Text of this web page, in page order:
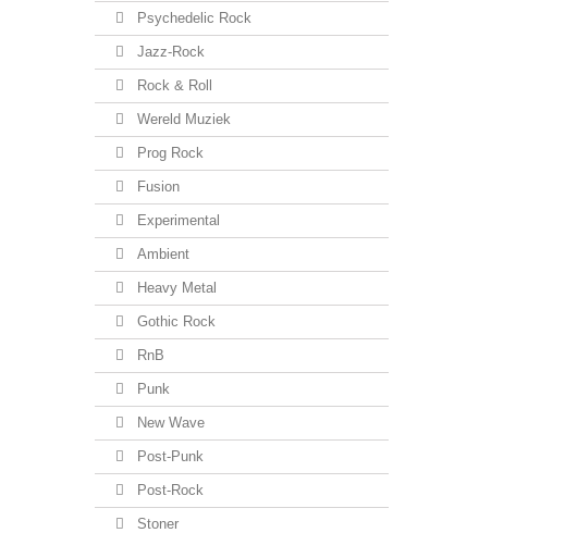
Psychedelic Rock
Jazz-Rock
Rock & Roll
Wereld Muziek
Prog Rock
Fusion
Experimental
Ambient
Heavy Metal
Gothic Rock
RnB
Punk
New Wave
Post-Punk
Post-Rock
Stoner